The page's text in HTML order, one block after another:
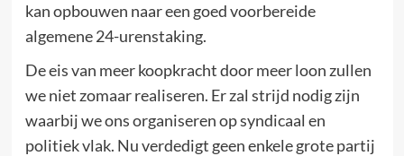
kan opbouwen naar een goed voorbereide
algemene 24-urenstaking.
De eis van meer koopkracht door meer loon zullen
we niet zomaar realiseren. Er zal strijd nodig zijn
waarbij we ons organiseren op syndicaal en
politiek vlak. Nu verdedigt geen enkele grote partij